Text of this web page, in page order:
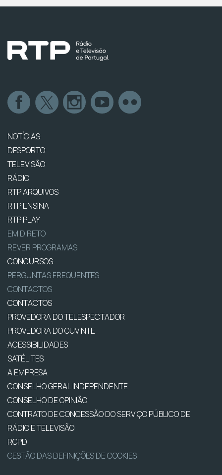
NOTÍCIAS
DESPORTO
TELEVISÃO
RÁDIO
RTP ARQUIVOS
RTP ENSINA
RTP PLAY
EM DIRETO
REVER PROGRAMAS
CONCURSOS
PERGUNTAS FREQUENTES
CONTACTOS
CONTACTOS
PROVEDORA DO TELESPECTADOR
PROVEDORA DO OUVINTE
ACESSIBILIDADES
SATÉLITES
A EMPRESA
CONSELHO GERAL INDEPENDENTE
CONSELHO DE OPINIÃO
CONTRATO DE CONCESSÃO DO SERVIÇO PÚBLICO DE
RÁDIO E TELEVISÃO
RGPD
GESTÃO DAS DEFINIÇÕES DE COOKIES